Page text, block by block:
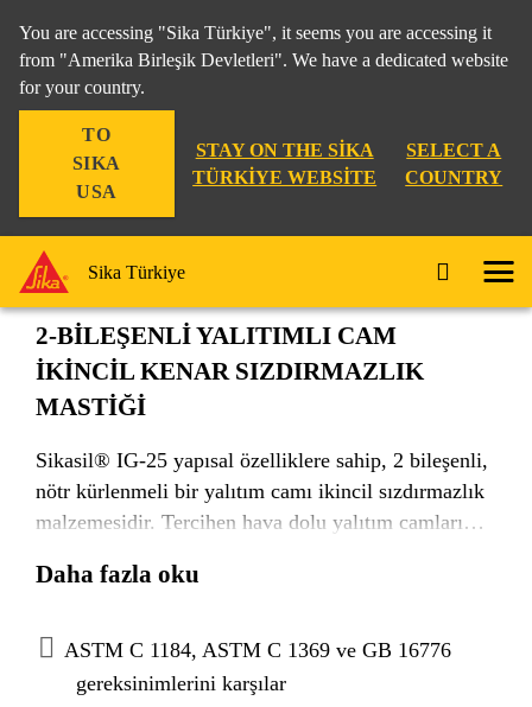
You are accessing "Sika Türkiye", it seems you are accessing it
from "Amerika Birleşik Devletleri". We have a dedicated website
for your country.
TO
SIKA
USA
STAY ON THE SIKA
TÜRKIYE WEBSITE
SELECT A
COUNTRY
Sika Türkiye
Sikasil® IG-25
2-BİLEŞENLİ YALITIMLI CAM
İKİNCİL KENAR SIZDIRMAZLIK
MASTİĞİ
Sikasil® IG-25 yapısal özelliklere sahip, 2 bileşenli,
nötr kürlenmeli bir yalıtım camı ikincil sızdırmazlık
malzemesidir. Tercihen hava dolu yalıtım camları
Daha fazla oku
ASTM C 1184, ASTM C 1369 ve GB 16776
gereksinimlerini karşılar